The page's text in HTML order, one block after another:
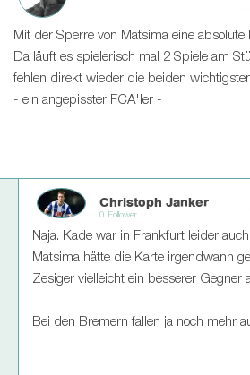
Mit der Sperre von Matsima eine absolute
Da läuft es spielerisch mal 2 Spiele am
fehlen direkt wieder die beiden
- ein angepisster FCA'ler -
Christoph Janker
0 Follower
Naja. Kade war in Frankfurt leider
Matsima hätte die Karte irgendwann
Zesiger vielleicht ein besserer Gegner
Bei den Bremern fallen ja noch mehr